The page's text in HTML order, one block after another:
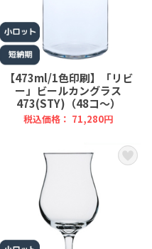
【473ml/1色印刷】「リビ
ー」ビールカングラス
473(STY)（48コ～）
税込価格： 71,280円